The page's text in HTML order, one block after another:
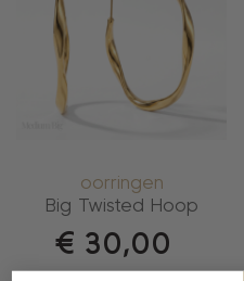
oorringen
Big Twisted Hoop
€ 30,00